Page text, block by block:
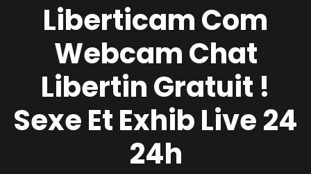
Liberticam Com
Webcam Chat
Libertin Gratuit !
Sexe Et Exhib Live 24
24h